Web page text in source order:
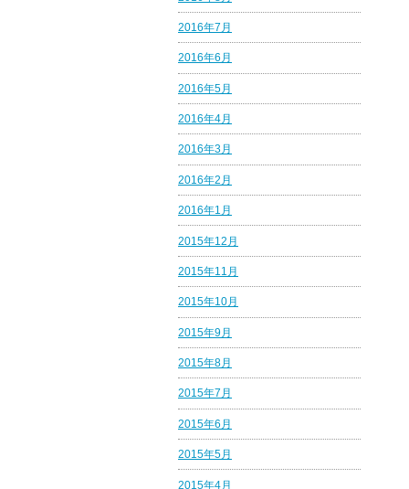
2016年7月
2016年6月
2016年5月
2016年4月
2016年3月
2016年2月
2016年1月
2015年12月
2015年11月
2015年10月
2015年9月
2015年8月
2015年7月
2015年6月
2015年5月
2015年4月